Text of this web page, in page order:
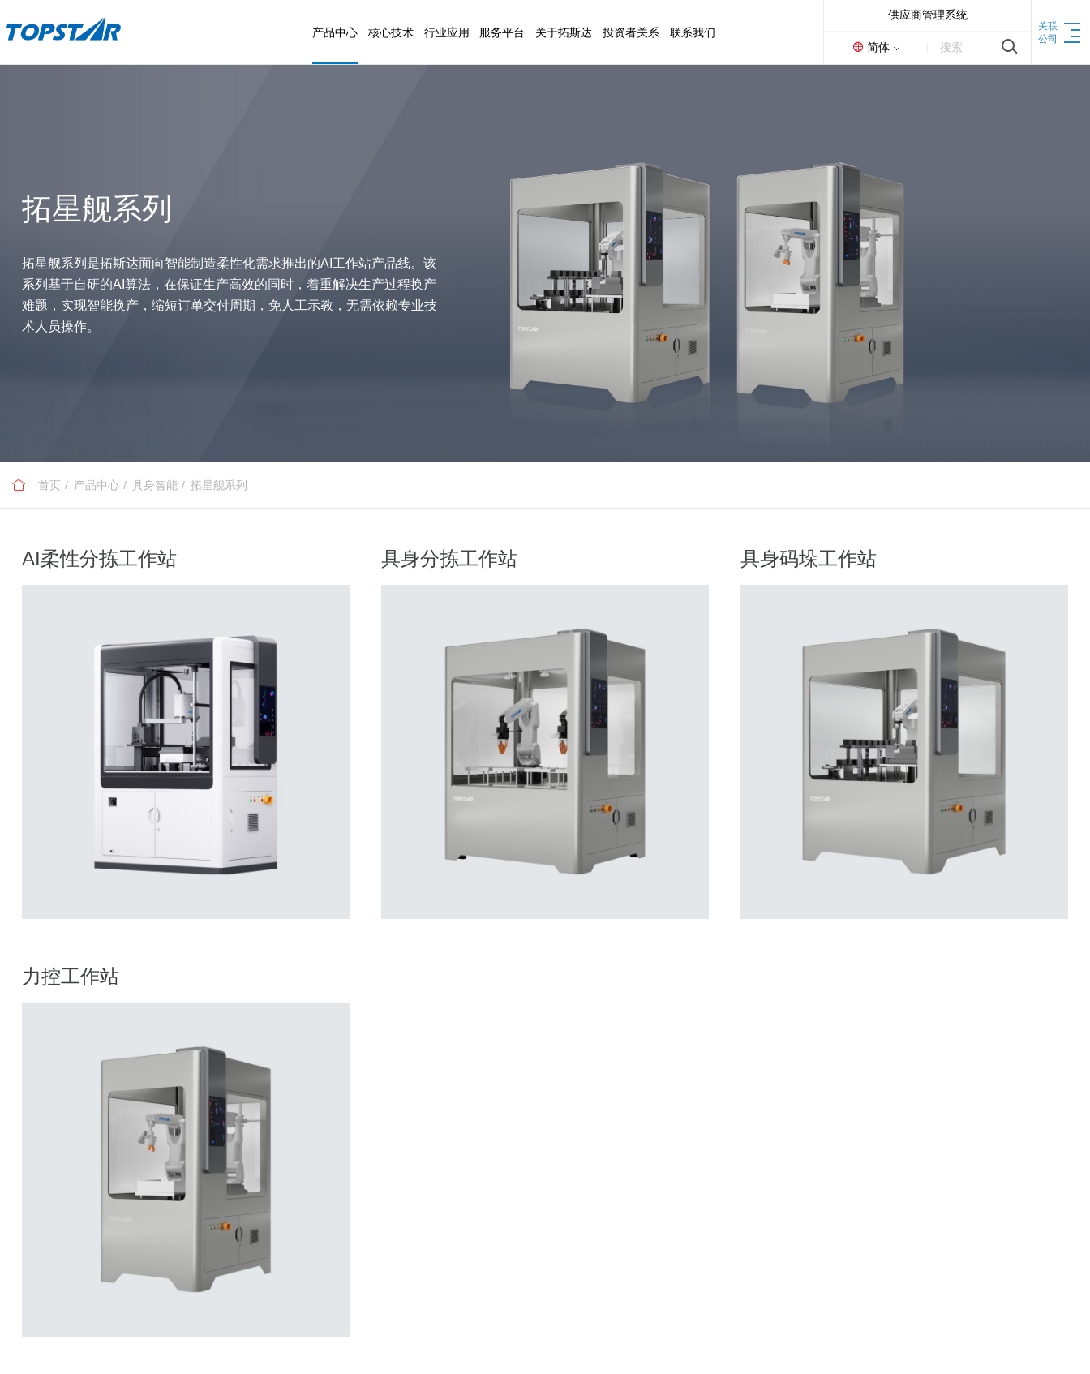
产品中心
拓星舰系列
五轴联动加工中心
核心技术 行业应用 服务平台
四快标准
常见问题
我要报修
投诉建议
关于拓斯达
荣誉资质
投资者关系
公司治理
投资者交流
联系我们
关联
公司
供应商管理系统
简体 搜索
拓星舰系列
拓星舰系列是拓斯达面向智能制造柔性化需求推出的AI工作站产品线。该
系列基于自研的AI算法，在保证生产高效的同时，着重解决生产过程换产
难题，实现智能换产，缩短订单交付周期，免人工示教，无需依赖专业技
术人员操作。
首页 产品中心 具身智能 拓星舰系列
AI柔性分拣工作站 具身分拣工作站 具身码垛工作站
力控工作站